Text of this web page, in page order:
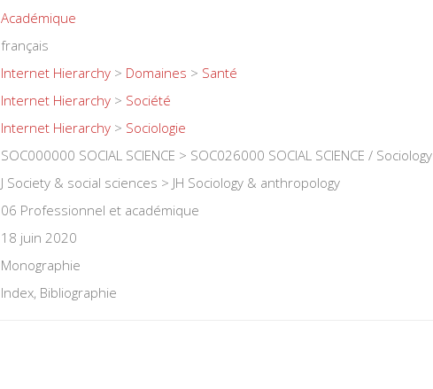
Académique
français
Internet Hierarchy > Domaines > Santé
Internet Hierarchy > Société
Internet Hierarchy > Sociologie
SOC000000 SOCIAL SCIENCE > SOC026000 SOCIAL SCIENCE / Sociology
J Society & social sciences > JH Sociology & anthropology
06 Professionnel et académique
18 juin 2020
Monographie
Index, Bibliographie